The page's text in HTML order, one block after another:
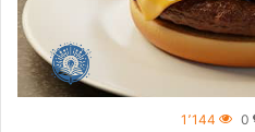
0 1٬144